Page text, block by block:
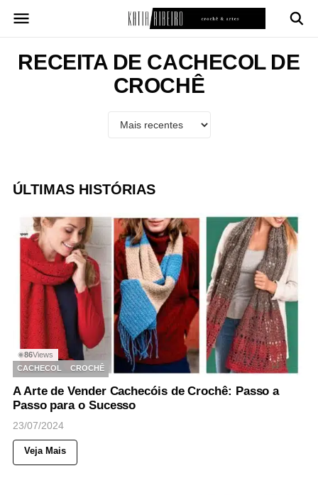
para
conteúdo
RECEITA DE CACHECOL DE
CROCHÊ
ÚLTIMAS HISTÓRIAS
◉86Views
CACHECOL
CROCHÊ
A Arte de Vender Cachecóis de Crochê: Passo a
Passo para o Sucesso
23/07/2024
Veja Mais